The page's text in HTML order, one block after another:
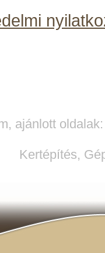
ajánlott
Kertépítés,